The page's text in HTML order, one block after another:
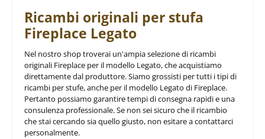
Ricambi originali per stufa
Fireplace Legato
Nel nostro shop troverai un'ampia selezione di ricambi
originali Fireplace per il modello Legato, che acquistiamo
direttamente dal produttore. Siamo grossisti per tutti i tipi di
ricambi per stufe, anche per il modello Legato di Fireplace.
Pertanto possiamo garantire tempi di consegna rapidi e una
consulenza professionale. Se non sei sicuro che il ricambio
che stai cercando sia quello giusto, non esitare a contattarci
personalmente.